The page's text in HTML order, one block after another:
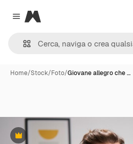
Close menu
Magnific
Home/Stock/Foto/Giovane allegro che …
Premium